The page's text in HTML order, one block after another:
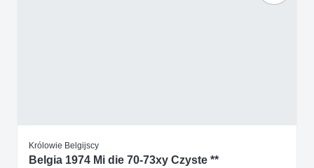
Królowie Belgijscy
Belgia 1974 Mi die 70-73xy Czyste **